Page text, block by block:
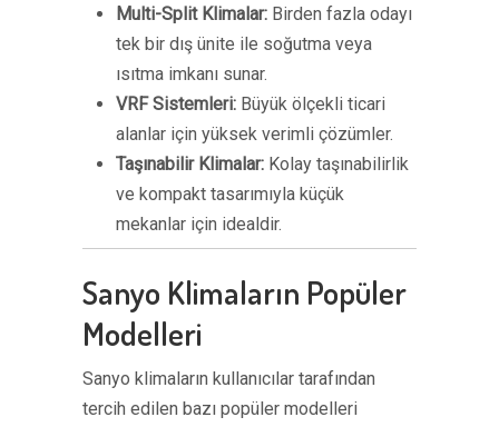
Multi-Split Klimalar: Birden fazla odayı
tek bir dış ünite ile soğutma veya
ısıtma imkanı sunar.
VRF Sistemleri: Büyük ölçekli ticari
alanlar için yüksek verimli çözümler.
Taşınabilir Klimalar: Kolay taşınabilirlik
ve kompakt tasarımıyla küçük
mekanlar için idealdir.
Sanyo Klimaların Popüler
Modelleri
Sanyo klimaların kullanıcılar tarafından
tercih edilen bazı popüler modelleri